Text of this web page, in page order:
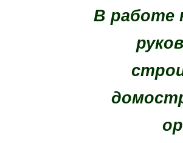
В работе